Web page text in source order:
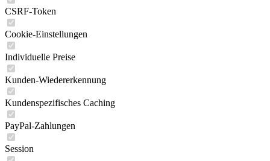
CSRF-Token
Cookie-Einstellungen
Individuelle Preise
Kunden-Wiedererkennung
Kundenspezifisches Caching
PayPal-Zahlungen
Session